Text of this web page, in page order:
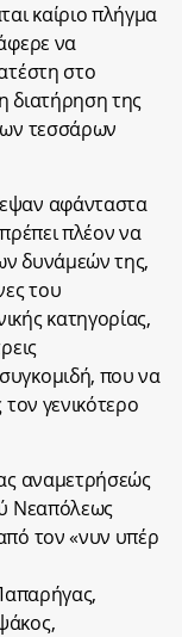
καίριο πλήγμα
να
στο
διατήρηση της
τεσσάρων
αφάνταστα
πλέον να
δυνάμεών της,
του
κατηγορίας,
που να
γενικότερο
αναμετρήσεώς
Νεαπόλεως
τον «νυν υπέρ